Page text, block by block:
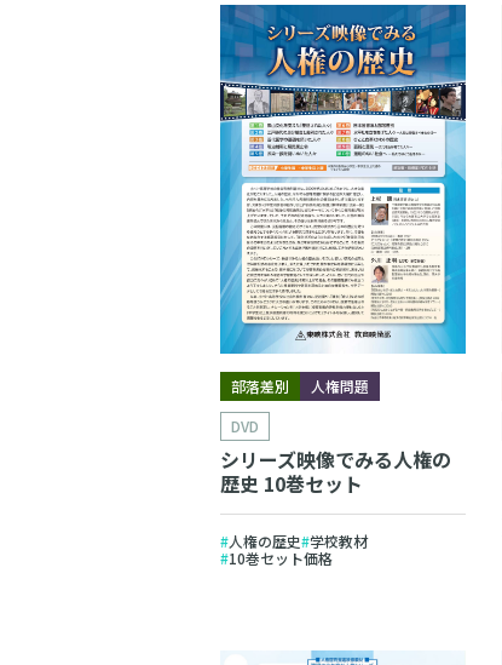
部落差別
人権問題
DVD
シリーズ映像でみる人権の
歴史 10巻セット
人権の歴史 学校教材
10巻セット価格